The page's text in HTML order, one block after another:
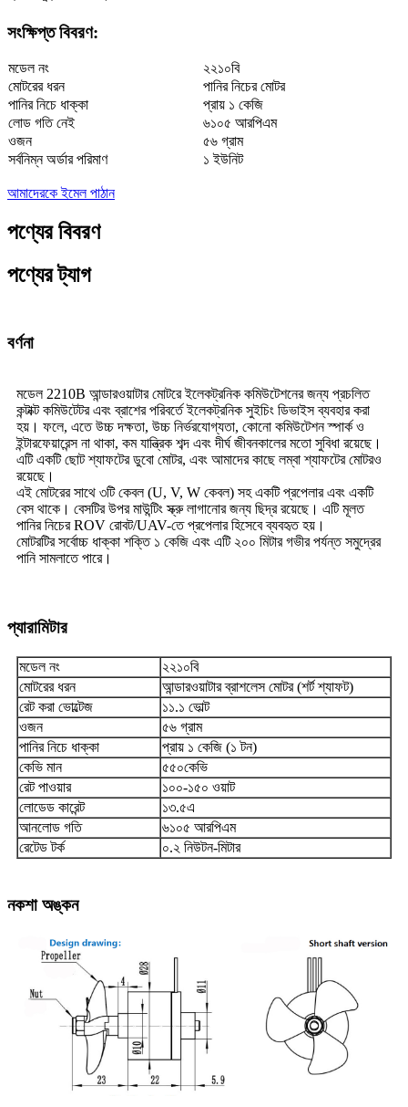
সংক্ষিপ্ত বিবরণ:
মডেল নং
২২১০বি
মোটরের ধরন
পানির নিচের মোটর
পানির নিচে ধাক্কা
প্রায় ১ কেজি
লোড গতি নেই
৬১০৫ আরপিএম
ওজন
৫৬ গ্রাম
সর্বনিম্ন অর্ডার পরিমাণ
১ ইউনিট
আমাদেরকে ইমেল পাঠান
পণ্যের বিবরণ
পণ্যের ট্যাগ
বর্ণনা
মডেল 2210B আন্ডারওয়াটার মোটরে ইলেকট্রনিক কমিউটেশনের জন্য প্রচলিত
কন্টাক্ট কমিউটেটর এবং ব্রাশের পরিবর্তে ইলেকট্রনিক সুইচিং ডিভাইস ব্যবহার করা
হয়। ফলে, এতে উচ্চ দক্ষতা, উচ্চ নির্ভরযোগ্যতা, কোনো কমিউটেশন স্পার্ক ও
ইন্টারফেয়ারেন্স না থাকা, কম যান্ত্রিক শব্দ এবং দীর্ঘ জীবনকালের মতো সুবিধা রয়েছে।
এটি একটি ছোট শ্যাফটের ডুবো মোটর, এবং আমাদের কাছে লম্বা শ্যাফটের মোটরও
রয়েছে।
এই মোটরের সাথে ৩টি কেবল (U, V, W কেবল) সহ একটি প্রপেলার এবং একটি
বেস থাকে। বেসটির উপর মাউন্টিং স্ক্রু লাগানোর জন্য ছিদ্র রয়েছে। এটি মূলত
পানির নিচের ROV রোবট/UAV-তে প্রপেলার হিসেবে ব্যবহৃত হয়।
মোটরটির সর্বোচ্চ ধাক্কা শক্তি ১ কেজি এবং এটি ২০০ মিটার গভীর পর্যন্ত সমুদ্রের
পানি সামলাতে পারে।
প্যারামিটার
মডেল নং
২২১০বি
মোটরের ধরন
আন্ডারওয়াটার ব্রাশলেস মোটর (শর্ট শ্যাফট)
রেট করা ভোল্টেজ
১১.১ ভোল্ট
ওজন
৫৬ গ্রাম
পানির নিচে ধাক্কা
প্রায় ১ কেজি (১ টন)
কেভি মান
৫৫০কেভি
রেট পাওয়ার
১০০-১৫০ ওয়াট
লোডেড কারেন্ট
১৩.৫এ
আনলোড গতি
৬১০৫ আরপিএম
রেটেড টর্ক
০.২ নিউটন-মিটার
নকশা অঙ্কন